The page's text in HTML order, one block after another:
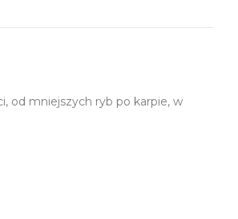
od mniejszych ryb po karpie, w